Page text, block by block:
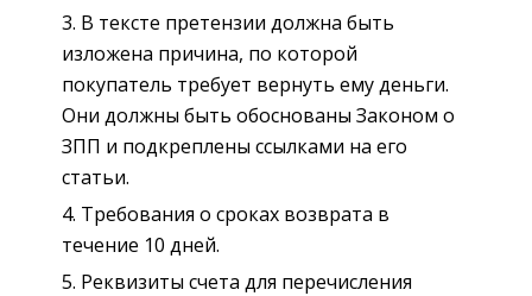
В тексте претензии должна быть
изложена причина, по которой
покупатель требует вернуть ему деньги.
Они должны быть обоснованы Законом о
ЗПП и подкреплены ссылками на его
статьи.
Требования о сроках возврата в
течение 10 дней.
Реквизиты счета для перечисления